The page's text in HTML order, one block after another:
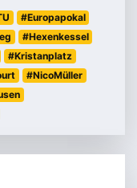
#Europapokal
#Hexenkessel
#Kristanplatz
#NicoMüller